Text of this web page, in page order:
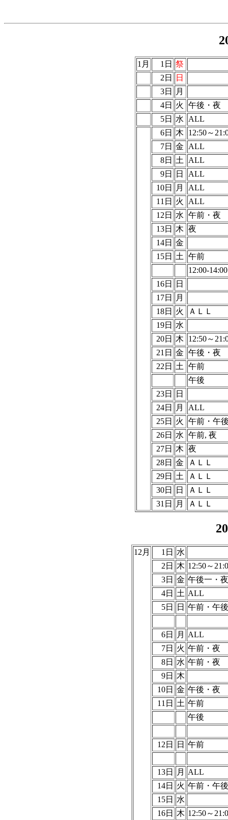
1月 1日 祭
2日
日
3日
月
4日
火
午後・夜
5日
水
ALL
6日
木
12:50～
7日 金
ALL
8日
土
ALL
9日
日
ALL
10日
月
ALL
11日
火
ALL
12日
水 午前・夜
13日
木 夜
14日 金
15日
土
午前
12:00-14:00
16日
日
17日
月
18日
火
ＡＬＬ
19日
水
20日
木
12:50～
21日 金 午後・夜
22日
土
午前
午後
23日
日
24日
月
ALL
25日
火
午前・午
26日
水 午前, 夜
27日
木 夜
28日 金
ＡＬＬ
29日
土
ＡＬＬ
30日
日
ＡＬＬ
31日
月 ＡＬＬ
12月 1日
水
2日
木 12:50～
3日 金 午後一・夜
4日
土 ALL
5日
日 午前・午後
6日 月
ALL
7日
火 午前・
8日
水 午前・夜
9日
木
10日 金 午後・夜
11日
土 午前
午後
12日 日 午前
13日 月
ALL
14日
火 午前・午後
15日
水
16日
木 12:50～